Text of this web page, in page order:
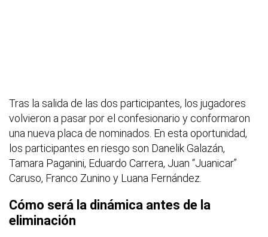
Tras la salida de las dos participantes, los jugadores
volvieron a pasar por el confesionario y conformaron
una nueva placa de nominados. En esta oportunidad,
los participantes en riesgo son Danelik Galazán,
Tamara Paganini, Eduardo Carrera, Juan “Juanicar”
Caruso, Franco Zunino y Luana Fernández.
Cómo será la dinámica antes de la
eliminación